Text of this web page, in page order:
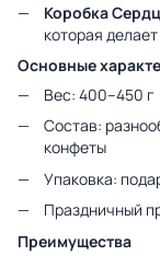
Коробка
которая
Основные
Вес: 400–450 г
Состав:
конфеты
Упаковка:
Праздничный
Преимущества